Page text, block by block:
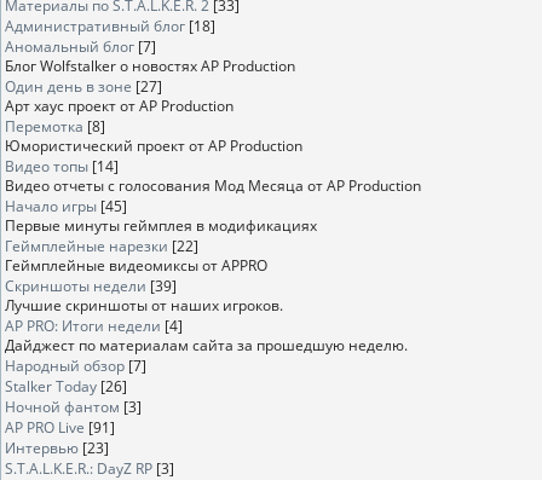
Материалы по S.T.A.L.K.E.R. 2 [33]
Административный блог [18]
Аномальный блог [7]
Блог Wolfstalker о новостях AP Production
Один день в зоне [27]
Арт хаус проект от AP Production
Перемотка [8]
Юмористический проект от AP Production
Видео топы [14]
Видео отчеты с голосования Мод Месяца от AP Production
Начало игры [45]
Первые минуты геймплея в модификациях
Геймплейные нарезки [22]
Геймплейные видеомиксы от APPRO
Скриншоты недели [39]
Лучшие скриншоты от наших игроков.
AP PRO: Итоги недели [4]
Дайджест по материалам сайта за прошедшую неделю.
Народный обзор [7]
Stalker Today [26]
Ночной фантом [3]
AP PRO Live [91]
Интервью [23]
S.T.A.L.K.E.R.: DayZ RP [3]